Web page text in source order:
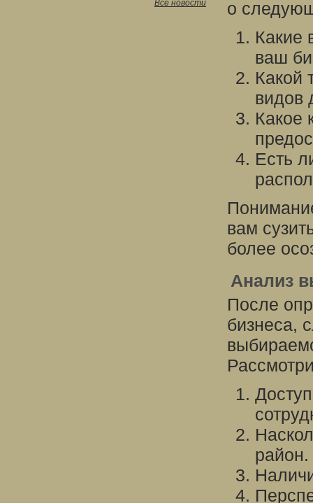
Все новости
о
Какие
ваш
Какой
видов
Какое
Есть
вам
более
Анализ
После
бизнеса,
район.